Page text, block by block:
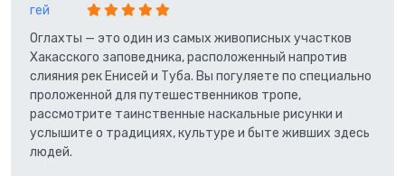
Оглахты — это один из самых живописных участков
Хакасского заповедника, расположенный напротив
слияния рек Енисей и Туба. Вы погуляете по специально
проложенной для путешественников тропе,
рассмотрите таинственные наскальные рисунки и
услышите о традициях, культуре и быте живших здесь
людей.